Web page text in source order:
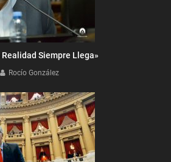
Siempre Llega»
Rocío González